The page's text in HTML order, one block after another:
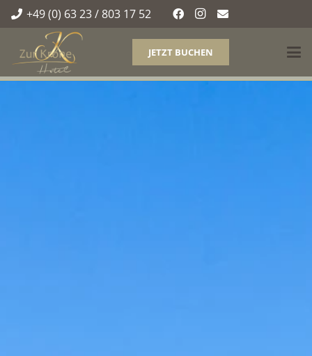
+49 (0) 63 23 / 803 17 52
JETZT BUCHEN